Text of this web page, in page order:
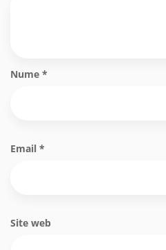
Nume *
Email *
Site web